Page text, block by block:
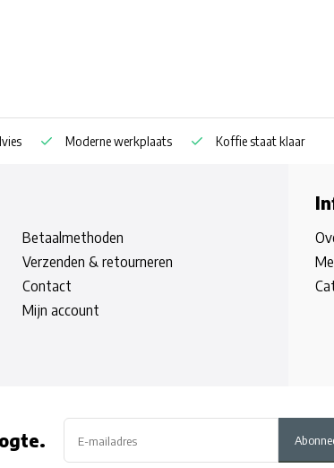
Moderne werkplaats Koffie staat klaar
Betaalmethoden
Verzenden & retourneren
Contact
Mijn account